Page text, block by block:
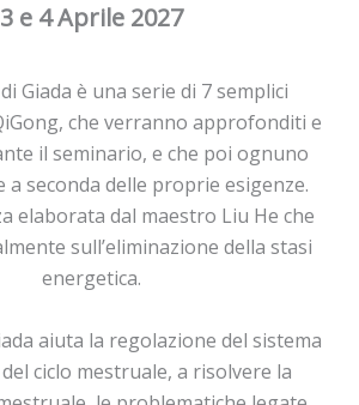
3 e 4 Aprile 2027
Giada è una serie di 7 semplici
che verranno approfonditi e
il seminario, e che poi ognuno
seconda delle proprie esigenze.
elaborata dal maestro Liu He che
sull’eliminazione della stasi
energetica.
aiuta la regolazione del sistema
ciclo mestruale, a risolvere la